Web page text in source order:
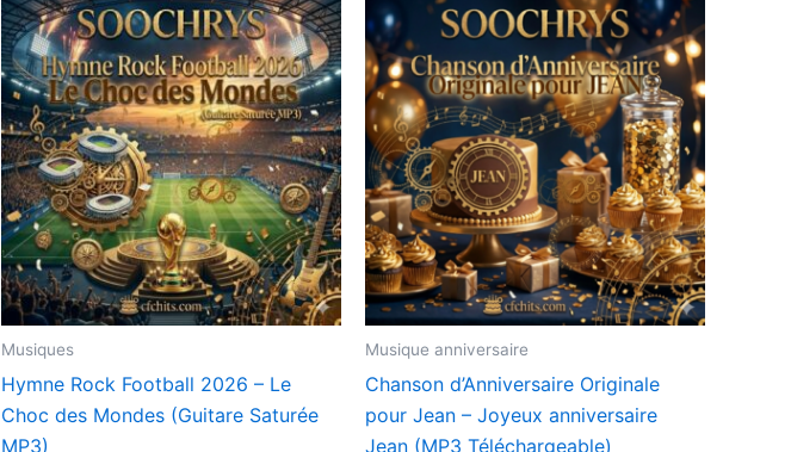
Musiques
Hymne Rock Football 2026 – Le
Choc des Mondes (Guitare Saturée
MP3)
Musique anniversaire
Chanson d’Anniversaire Originale
pour Jean – Joyeux anniversaire
Jean (MP3 Téléchargeable)